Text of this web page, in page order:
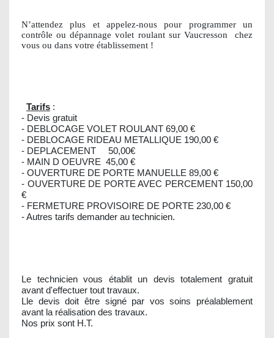
N’attendez plus et appelez-nous pour programmer un
contrôle ou dépannage volet roulant sur Vaucresson
chez
vous ou dans votre établissement !
Tarifs :
- Devis gratuit
- DEBLOCAGE VOLET ROULANT 69,00 €
- DEBLOCAGE RIDEAU METALLIQUE 190,00 €
- DEPLACEMENT 50,00€
- MAIN D OEUVRE 45,00 €
- OUVERTURE DE PORTE MANUELLE 89,00 €
- OUVERTURE DE PORTE AVEC PERCEMENT 150,00
€
- FERMETURE PROVISOIRE DE PORTE 230,00 €
- Autres tarifs demander au technicien.
Le technicien vous établit un devis totalement gratuit
avant d'effectuer tout travaux.
Lle devis doit être signé par vos soins préalablement
avant la réalisation des travaux.
Nos prix sont H.T.